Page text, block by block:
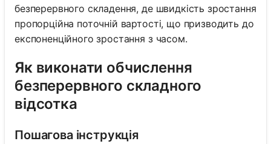
безперервного складення, де швидкість зростання
пропорційна поточній вартості, що призводить до
експоненційного зростання з часом.
Як виконати обчислення
безперервного складного
відсотка
Пошагова інструкція